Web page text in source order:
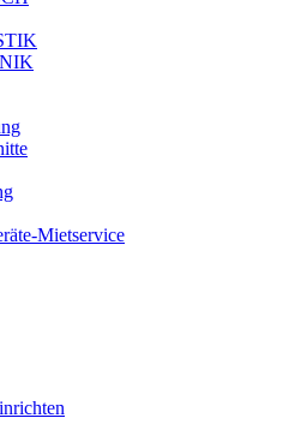
Mietservice